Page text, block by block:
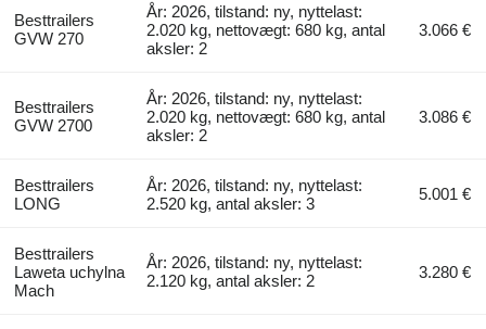
Besttrailers
GVW 270
År: 2026, tilstand: ny, nyttelast:
2.020 kg, nettovægt: 680 kg, antal
aksler: 2
3.066 €
Besttrailers
GVW 2700
År: 2026, tilstand: ny, nyttelast:
2.020 kg, nettovægt: 680 kg, antal
aksler: 2
3.086 €
Besttrailers
LONG
År: 2026, tilstand: ny, nyttelast:
2.520 kg, antal aksler: 3
5.001 €
Besttrailers
Laweta uchylna
Mach
År: 2026, tilstand: ny, nyttelast:
2.120 kg, antal aksler: 2
3.280 €